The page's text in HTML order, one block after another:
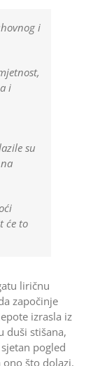
i
i
su
će to
liričnu
započinje
izrasla iz
duši stišana,
pogled
što dolazi.